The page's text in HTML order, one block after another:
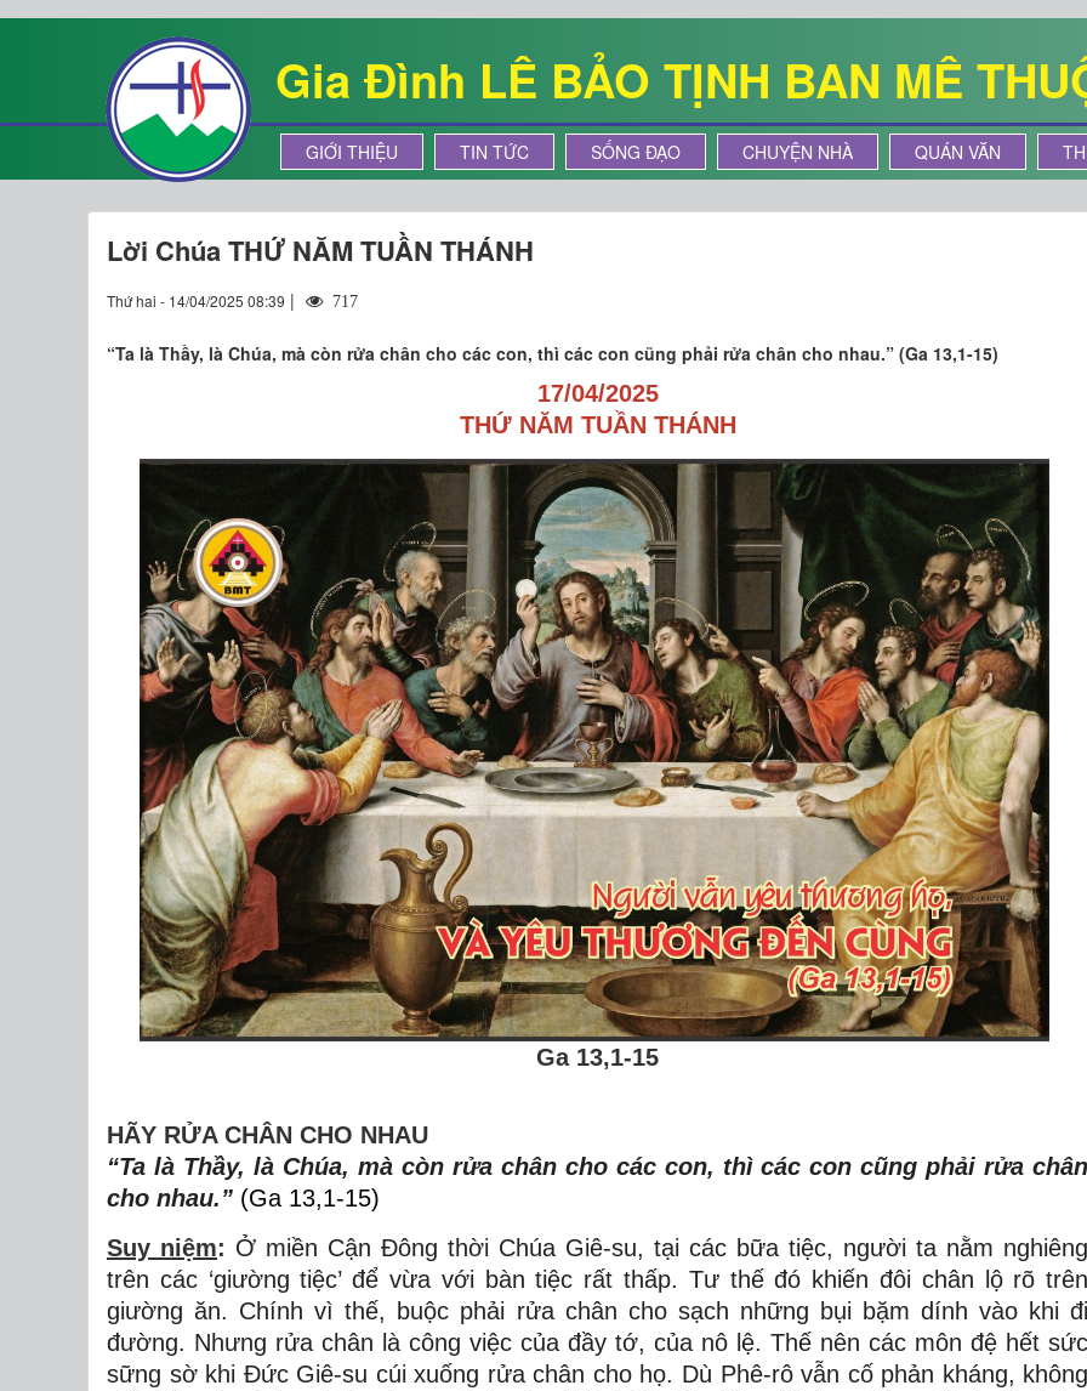
Gia Đình LÊ BẢO TỊNH BAN MÊ
GIỚI THIỆU TIN TỨC SỐNG ĐẠO CHUYỆN NHÀ QUÁN VĂN
Lời Chúa THỨ NĂM TUẦN THÁNH
Thứ hai - 14/04/2025 08:39 | 717
“Ta là Thầy, là Chúa, mà còn rửa chân cho các con, thì các con cũng phải rửa chân cho nhau.” (Ga 13,1-15)
17/04/2025
THỨ NĂM TUẦN THÁNH
Ga 13,1-15
HÃY RỬA CHÂN CHO NHAU
“Ta là Thầy, là Chúa, mà còn rửa chân cho các con, thì các con cũng phải rửa chân
cho nhau.” (Ga 13,1-15)
Suy niệm: Ở miền Cận Đông thời Chúa Giê-su, tại các bữa tiệc, người ta nằm nghiêng
trên các ‘giường tiệc’ để vừa với bàn tiệc rất thấp. Tư thế đó khiến đôi chân lộ rõ trên
giường ăn. Chính vì thế, buộc phải rửa chân cho sạch những bụi bặm dính vào khi đi
đường. Nhưng rửa chân là công việc của đầy tớ, của nô lệ. Thế nên các môn đệ hết sức
sững sờ khi Đức Giê-su cúi xuống rửa chân cho họ. Dù Phê-rô vẫn cố phản kháng, không